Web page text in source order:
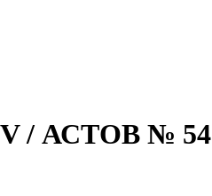
/ АСТОВ № 54